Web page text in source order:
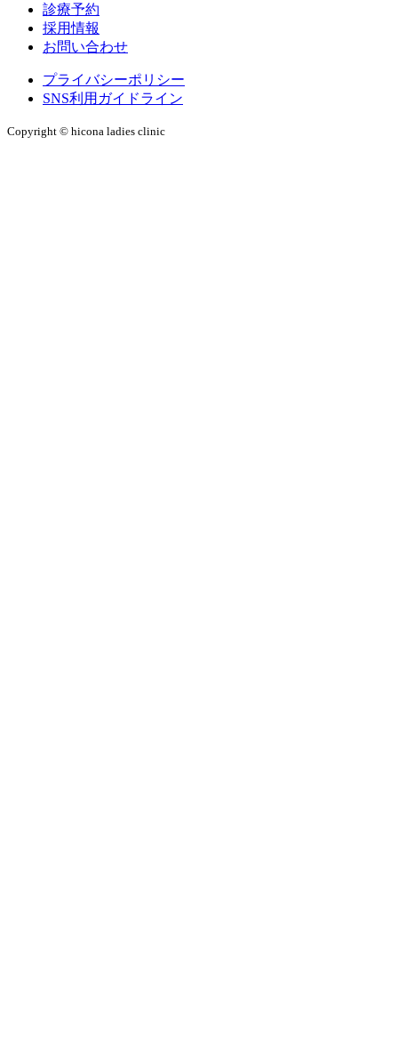
診療予約
採用情報
お問い合わせ
プライバシーポリシー
SNS利用ガイドライン
Copyright © hicona ladies clinic